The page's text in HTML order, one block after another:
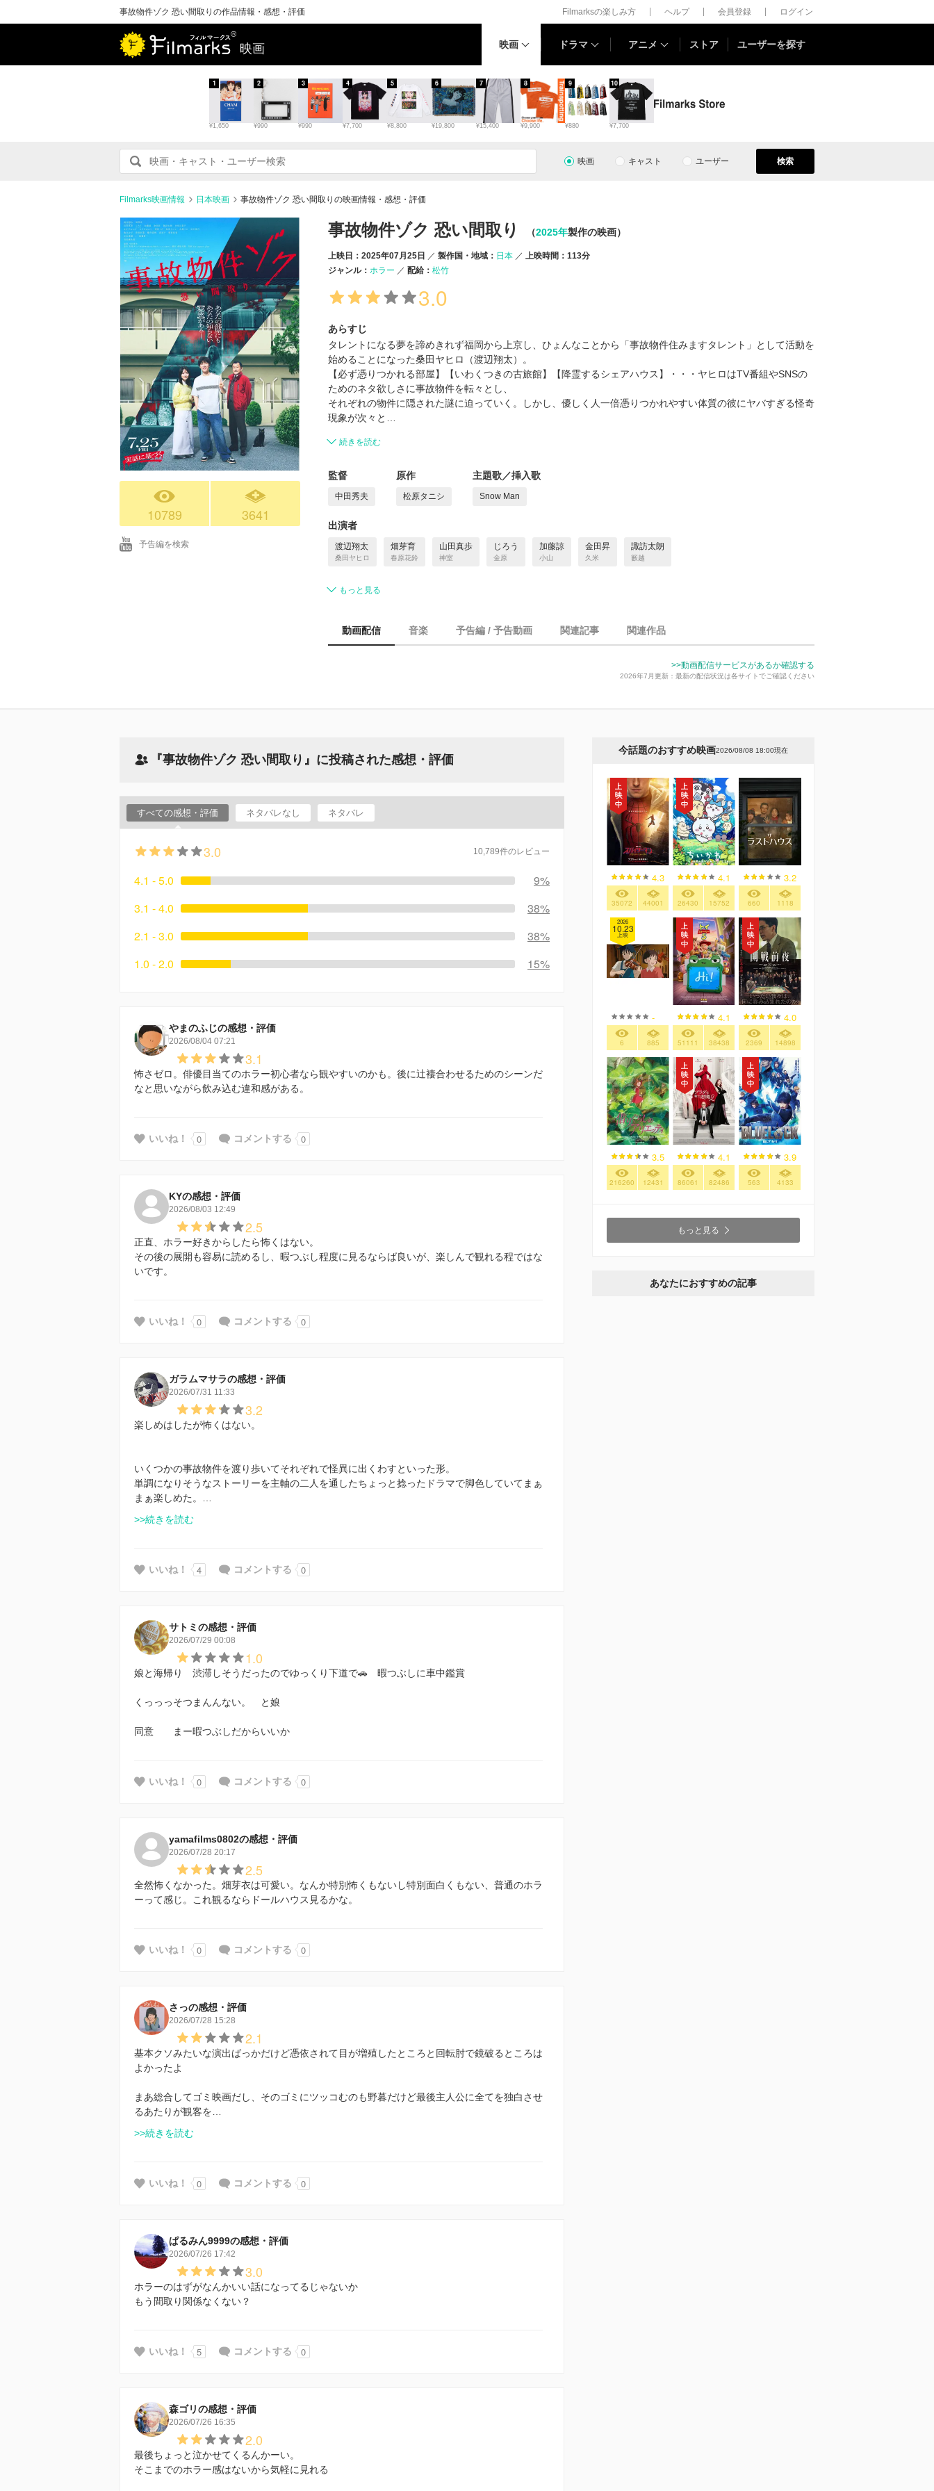
事故物件ゾク 恐い間取りの作品情報・感想・評価 Filmarksの楽しみ方 ヘルプ 会員登録 ログイン
映画 映画 ドラマ アニメ ストア ユーザーを探す
¥1,650
1
¥990
2
¥990
3
¥7,700
4
¥8,800
5
¥19,800
6
¥15,400
7
¥9,900
8
¥880
9
¥7,700
10
映画 キャスト ユーザー 検索
Filmarks映画情報 日本映画 事故物件ゾク 恐い間取りの映画情報・感想・評価
10789 3641
予告編を検索
事故物件ゾク 恐い間取り （2025年製作の映画）
上映日：2025年07月25日 製作国・地域： 日本
上映時間：113分
ジャンル： ホラー 配給： 松竹
3.0
あらすじ
タレントになる夢を諦めきれず福岡から上京し、ひょんなことから「事故物件住みますタレント」として活動を
始めることになった桑田ヤヒロ（渡辺翔太）。
【必ず憑りつかれる部屋】【いわくつきの古旅館】【降霊するシェアハウス】・・・ヤヒロはTV番組やSNSの
ためのネタ欲しさに事故物件を転々とし、
それぞれの物件に隠された謎に迫っていく。しかし、優しく人一倍憑りつかれやすい体質の彼にヤバすぎる怪奇
現象が次々と…
続きを読む
監督
中田秀夫
原作
松原タニシ
主題歌／挿入歌
Snow Man
出演者
渡辺翔太
桑田ヤヒロ
畑芽育
春原花鈴
山田真歩
神室
じろう
金原
加藤諒
小山
金田昇
久米
諏訪太朗
籔越
もっと見る
動画配信 音楽 予告編 / 予告動画 関連記事 関連作品
>>動画配信サービスがあるか確認する
2026年7月更新：最新の配信状況は各サイトでご確認ください
『事故物件ゾク 恐い間取り』に投稿された感想・評価
すべての感想・評価 ネタバレなし ネタバレ
3.0 10,789件のレビュー
4.1 - 5.0
9%
3.1 - 4.0
38%
2.1 - 3.0
38%
1.0 - 2.0
15%
やまのふじの感想・評価
2026/08/04 07:21
3.1
怖さゼロ。俳優目当てのホラー初心者なら観やすいのかも。後に辻褄合わせるためのシーンだ
なと思いながら飲み込む違和感がある。
いいね！ 0 コメントする 0
KYの感想・評価
2026/08/03 12:49
2.5
正直、ホラー好きからしたら怖くはない。
その後の展開も容易に読めるし、暇つぶし程度に見るならば良いが、楽しんで観れる程ではな
いです。
いいね！ 0 コメントする 0
ガラムマサラの感想・評価
2026/07/31 11:33
3.2
楽しめはしたが怖くはない。
いくつかの事故物件を渡り歩いてそれぞれで怪異に出くわすといった形。
単調になりそうなストーリーを主軸の二人を通したちょっと捻ったドラマで脚色していてまぁ
まぁ楽しめた。…
>>続きを読む
いいね！ 4 コメントする 0
サトミの感想・評価
2026/07/29 00:08
1.0
娘と海帰り 渋滞しそうだったのでゆっくり下道で🚗 暇つぶしに車中鑑賞
くっっっそつまんんない。 と娘
同意 まー暇つぶしだからいいか
いいね！ 0 コメントする 0
yamafilms0802の感想・評価
2026/07/28 20:17
2.5
全然怖くなかった。畑芽衣は可愛い。なんか特別怖くもないし特別面白くもない、普通のホラ
ーって感じ。これ観るならドールハウス見るかな。
いいね！ 0 コメントする 0
さっの感想・評価
2026/07/28 15:28
2.1
基本クソみたいな演出ばっかだけど憑依されて目が増殖したところと回転肘で鏡破るところは
よかったよ
まあ総合してゴミ映画だし、そのゴミにツッコむのも野暮だけど最後主人公に全てを独白させ
るあたりが観客を…
>>続きを読む
いいね！ 0 コメントする 0
ぱるみん9999の感想・評価
2026/07/26 17:42
3.0
ホラーのはずがなんかいい話になってるじゃないか
もう間取り関係なくない？
いいね！ 5 コメントする 0
森ゴリの感想・評価
2026/07/26 16:35
2.0
最後ちょっと泣かせてくるんかーい。
そこまでのホラー感はないから気軽に見れる
今話題のおすすめ映画2026/08/08 18:00現在
4.3
35072 44001
4.1
26430 15752
3.2
660 1118
2026
10.23
上映
-
6 885
4.1
51111 38438
4.0
2369 14898
3.5
216260 12431
4.1
86061 82486
3.9
563 4133
もっと見る
あなたにおすすめの記事